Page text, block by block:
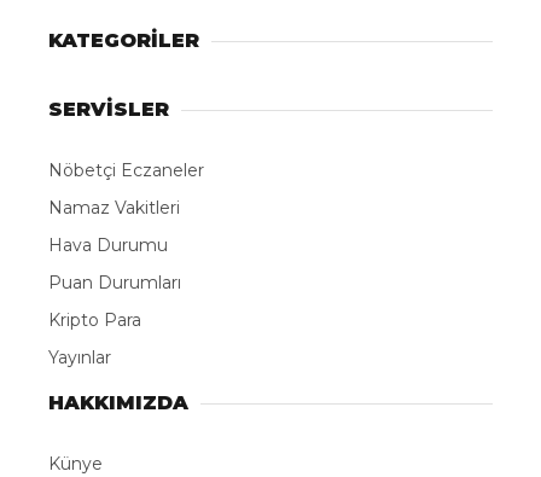
KATEGORİLER
SERVİSLER
Nöbetçi Eczaneler
Namaz Vakitleri
Hava Durumu
Puan Durumları
Kripto Para
Yayınlar
HAKKIMIZDA
Künye